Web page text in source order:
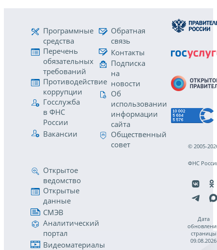
Программные
средства
Перечень
обязательных
требований
Противодействие
коррупции
Госслужба
в ФНС
России
Вакансии
Обратная
связь
Контакты
Подписка
на
новости
Об
использовании
информации
сайта
Общественный
совет
Открытое
ведомство
Открытые
данные
СМЭВ
Аналитический
портал
Видеоматериалы
© 2005-
ФНС
Дата
страницы
09.08.2026